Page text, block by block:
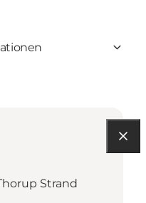
Strand